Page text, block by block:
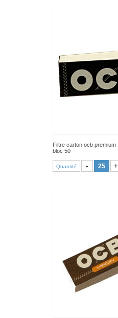
Filtre carton ocb premium
bloc 50
Quantité - +